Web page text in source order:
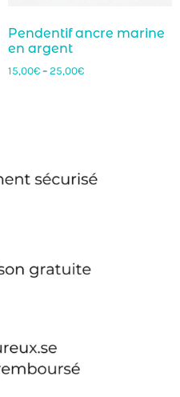
Pendentif ancre marine
en argent
15,00€–25,00€